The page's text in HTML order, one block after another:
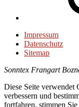
Impressum
Datenschutz
Sitemap
Sonntex Frangart
Diese Seite verwendet
verbessern und
fortfahren, stimmen